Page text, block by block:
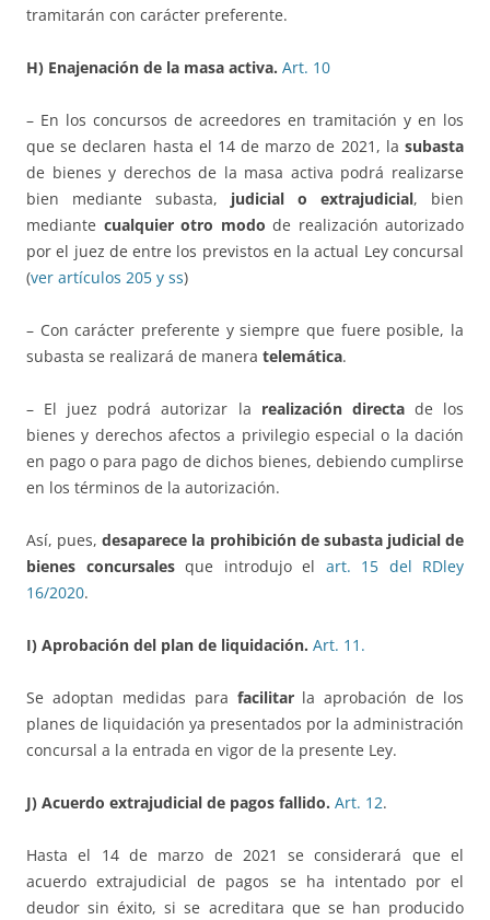
tramitarán con carácter preferente.
H) Enajenación de la masa activa. Art. 10
– En los concursos de acreedores en tramitación y en los
que se declaren hasta el 14 de marzo de 2021, la subasta
de bienes y derechos de la masa activa podrá realizarse
bien mediante subasta, judicial o extrajudicial, bien
mediante cualquier otro modo de realización autorizado
por el juez de entre los previstos en la actual Ley concursal
(ver artículos 205 y ss)
– Con carácter preferente y siempre que fuere posible, la
subasta se realizará de manera telemática.
– El juez podrá autorizar la realización directade los
bienes y derechos afectos a privilegio especial o la dación
en pago o para pago de dichos bienes, debiendo cumplirse
en los términos de la autorización.
Así, pues,desaparece la prohibición de subasta judicial de
bienes concursalesque introdujo el art. 15 del RDley
16/2020.
I) Aprobación del plan de liquidación. Art. 11.
Se adoptan medidas para facilitarla aprobación de los
planes de liquidación ya presentados por la administración
concursal a la entrada en vigor de la presente Ley.
J) Acuerdo extrajudicial de pagos fallido. Art. 12.
Hasta el 14 de marzo de 2021 se considerará que el
acuerdo extrajudicial de pagos se ha intentado por el
deudor sin éxito, si se acreditara que se han producido